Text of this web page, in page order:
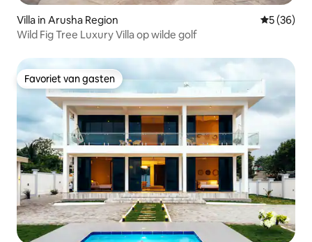
Villa in Arusha Region
5 (36)
Wild Fig Tree Luxury Villa op wilde golf
Favoriet van gasten
Favoriet van gasten